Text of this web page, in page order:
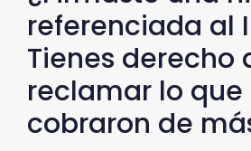
referenciada al
Tienes derecho
reclamar lo que
cobraron de